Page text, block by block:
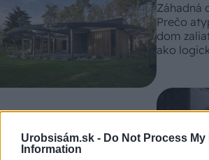
Urobsisám.sk - Do Not Process My
Information
Záhadná
Prečo
dom
ako
môže ušetriť náklady na
energie. Viete, čím sa líšia